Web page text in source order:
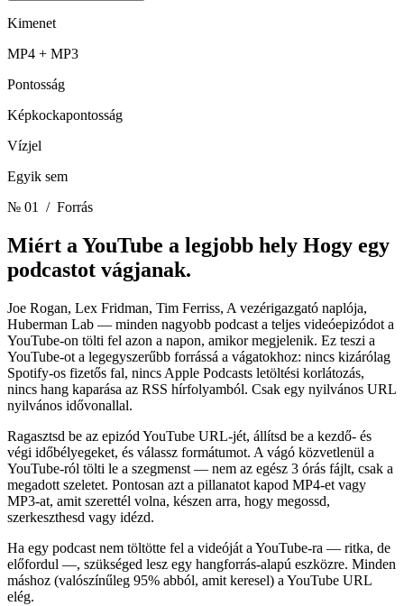
Kimenet
MP4 + MP3
Pontosság
Képkockapontosság
Vízjel
Egyik sem
№ 01
/ Forrás
Miért a YouTube a legjobb hely Hogy egy
podcastot vágjanak.
Joe Rogan, Lex Fridman, Tim Ferriss, A vezérigazgató naplója,
Huberman Lab — minden nagyobb podcast a teljes videóepizódot a
YouTube-on tölti fel azon a napon, amikor megjelenik. Ez teszi a
YouTube-ot a legegyszerűbb forrássá a vágatokhoz: nincs kizárólag
Spotify-os fizetős fal, nincs Apple Podcasts letöltési korlátozás,
nincs hang kaparása az RSS hírfolyamból. Csak egy nyilvános URL
nyilvános idővonallal.
Ragasztsd be az epizód YouTube URL-jét, állítsd be a kezdő- és
végi időbélyegeket, és válassz formátumot. A vágó közvetlenül a
YouTube-ról tölti le a szegmenst — nem az egész 3 órás fájlt, csak a
megadott szeletet. Pontosan azt a pillanatot kapod MP4-et vagy
MP3-at, amit szerettél volna, készen arra, hogy megossd,
szerkeszthesd vagy idézd.
Ha egy podcast nem töltötte fel a videóját a YouTube-ra — ritka, de
előfordul —, szükséged lesz egy hangforrás-alapú eszközre. Minden
máshoz (valószínűleg 95% abból, amit keresel) a YouTube URL
elég.